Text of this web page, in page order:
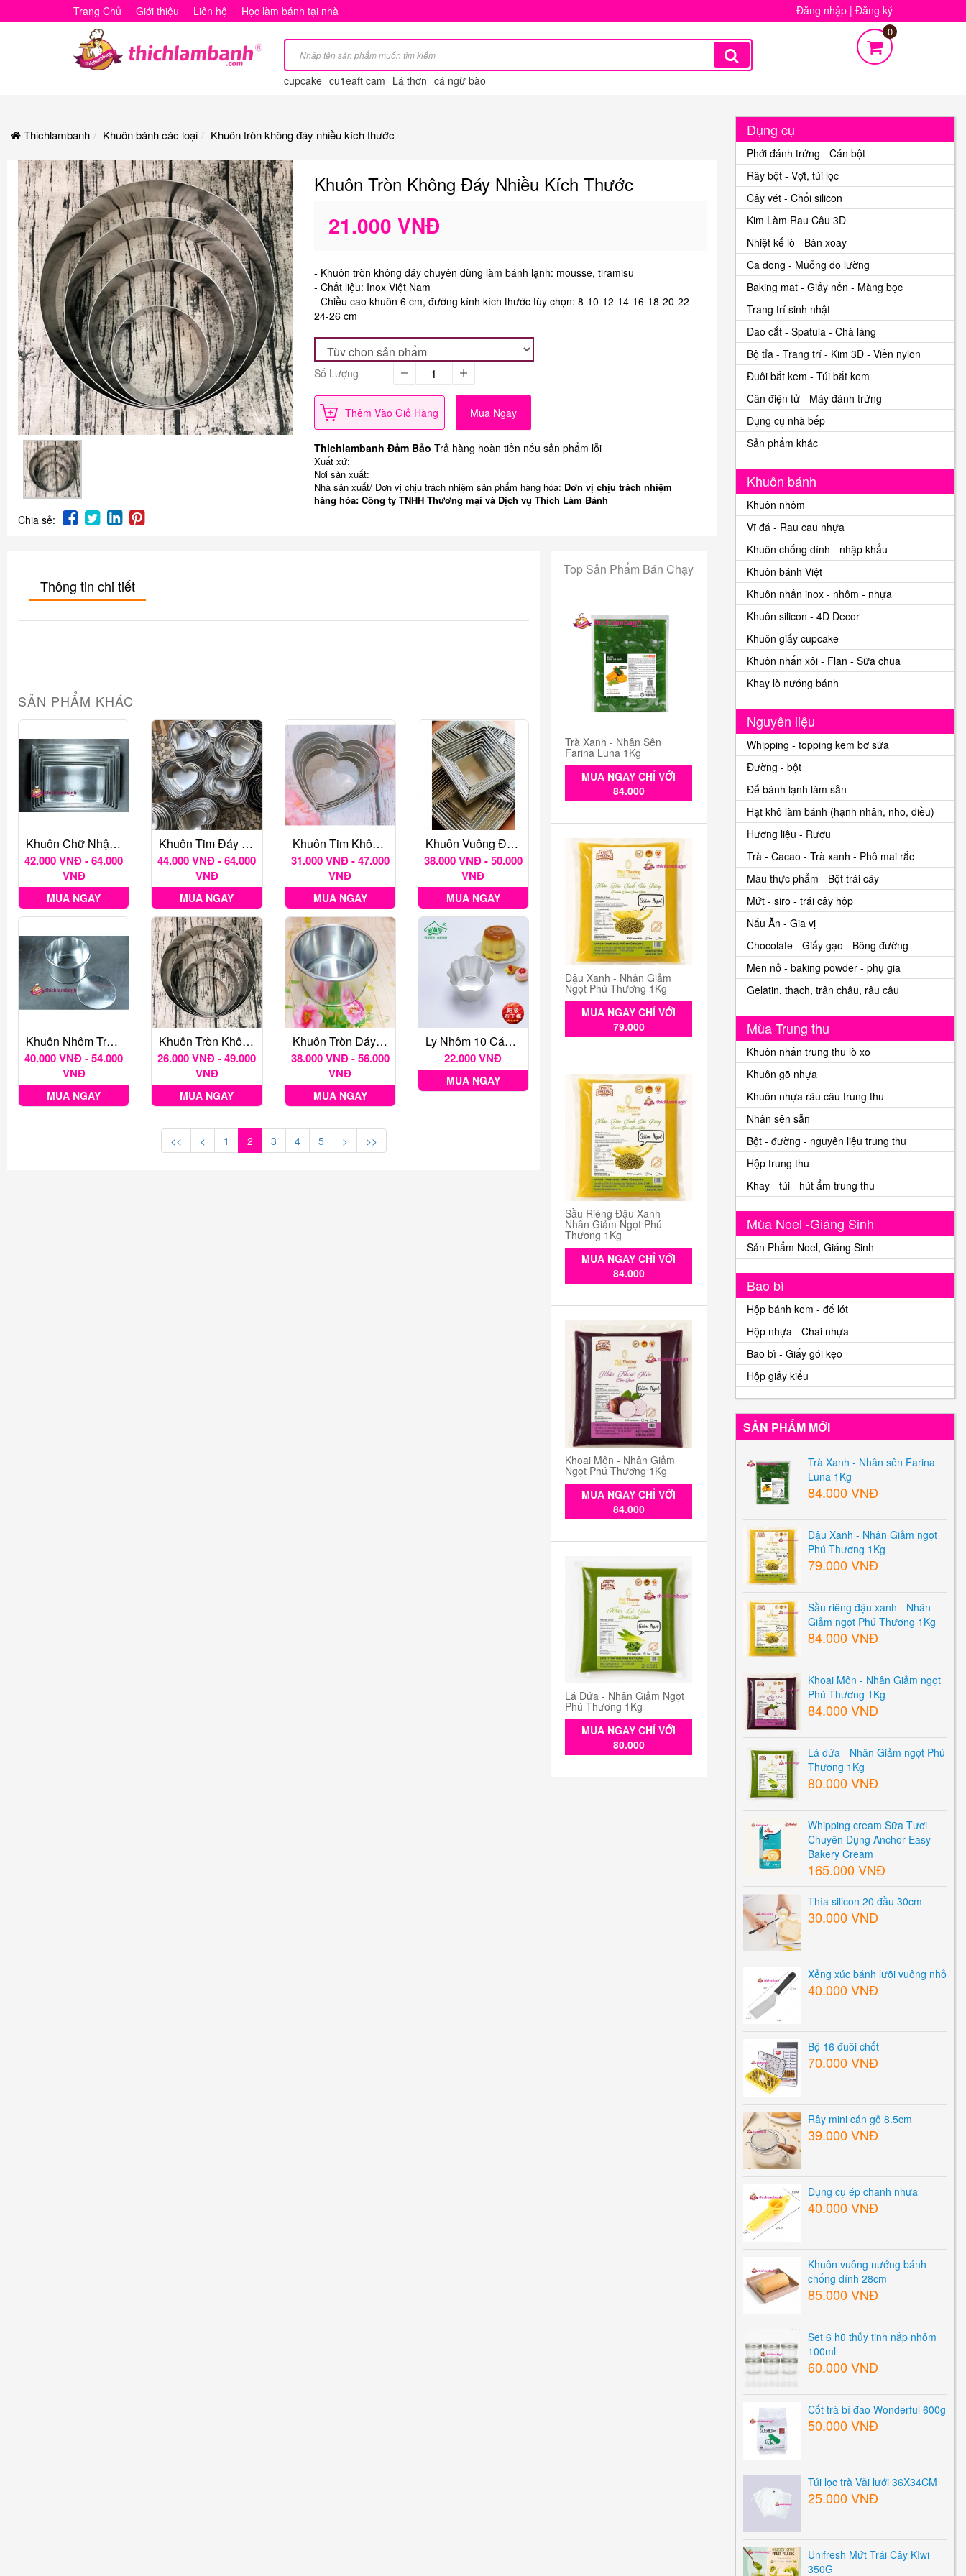
Khuôn
nhiều
kích
thước
Trang Chủ Giới thiệu Liên hệ Học làm bánh tại nhà Đăng nhập | Đăng ký
cupcake cu1eaft cam Lá thơn cá ngừ bào
0
Thichlambanh Khuôn bánh các loại Khuôn tròn không đáy nhiều kích thước
Chia sẻ:
Khuôn Tròn Không Đáy Nhiều Kích Thước
21.000 VNĐ
- Khuôn tròn không đáy chuyên dùng làm bánh lạnh: mousse, tiramisu
- Chất liệu: Inox Việt Nam
- Chiều cao khuôn 6 cm, đường kính kích thước tùy chọn: 8-10-12-14-16-18-20-22-
24-26 cm
Số Lượng
Thêm Vào Giỏ Hàng Mua Ngay
Thichlambanh Đảm Bảo Trả hàng hoàn tiền nếu sản phẩm lỗi
Xuất xứ:
Nơi sản xuất:
Nhà sản xuất/ Đơn vị chịu trách nhiệm sản phẩm hàng hóa: Đơn vị chịu trách nhiệm
hàng hóa: Công ty TNHH Thương mại và Dịch vụ Thích Làm Bánh
Thông tin chi tiết
SẢN PHẨM KHÁC
Khuôn Chữ Nhật 3cm
42.000 VNĐ - 64.000
VNĐ
MUA NGAY
Khuôn Tim Đáy Rời Nhiều Kích Thước
44.000 VNĐ - 64.000
VNĐ
MUA NGAY
Khuôn Tim Không Đáy Nhiều Kích Thước
31.000 VNĐ - 47.000
VNĐ
MUA NGAY
Khuôn Vuông Đáy Liền Nhiều Kích Thước
38.000 VNĐ - 50.000
VNĐ
MUA NGAY
Khuôn Nhôm Tròn Đáy Rời Nhiều Kích Thước
40.000 VNĐ - 54.000
VNĐ
MUA NGAY
Khuôn Tròn Không Đáy Nhiều Kích Thước
26.000 VNĐ - 49.000
VNĐ
MUA NGAY
Khuôn Tròn Đáy Liền Nhiều Kích Thước
38.000 VNĐ - 56.000
VNĐ
MUA NGAY
Ly Nhôm 10 Cánh Hoa MC24
22.000 VNĐ
MUA NGAY
<< < 1 2 3 4 5 > >>
Top Sản Phẩm Bán Chạy
Trà Xanh - Nhân Sên
Farina Luna 1Kg
MUA NGAY CHỈ VỚI
84.000
Đậu Xanh - Nhân Giảm
Ngọt Phú Thương 1Kg
MUA NGAY CHỈ VỚI
79.000
Sầu Riêng Đậu Xanh -
Nhân Giảm Ngọt Phú
Thương 1Kg
MUA NGAY CHỈ VỚI
84.000
Khoai Môn - Nhân Giảm
Ngọt Phú Thương 1Kg
MUA NGAY CHỈ VỚI
84.000
Lá Dứa - Nhân Giảm Ngọt
Phú Thương 1Kg
MUA NGAY CHỈ VỚI
80.000
Dụng cụ
Phới đánh trứng - Cán bột
Rây bột - Vợt, túi lọc
Cây vét - Chổi silicon
Kim Làm Rau Câu 3D
Nhiệt kế lò - Bàn xoay
Ca đong - Muỗng đo lường
Baking mat - Giấy nến - Màng bọc
Trang trí sinh nhật
Dao cắt - Spatula - Chà láng
Bộ tỉa - Trang trí - Kim 3D - Viền nylon
Đuôi bắt kem - Túi bắt kem
Cân điện tử - Máy đánh trứng
Dụng cụ nhà bếp
Sản phẩm khác
Khuôn bánh
Khuôn nhôm
Vĩ đá - Rau cau nhựa
Khuôn chống dính - nhập khẩu
Khuôn bánh Việt
Khuôn nhấn inox - nhôm - nhựa
Khuôn silicon - 4D Decor
Khuôn giấy cupcake
Khuôn nhấn xôi - Flan - Sữa chua
Khay lò nướng bánh
Nguyên liệu
Whipping - topping kem bơ sữa
Đường - bột
Đế bánh lạnh làm sẵn
Hạt khô làm bánh (hạnh nhân, nho, điều)
Hương liệu - Rượu
Trà - Cacao - Trà xanh - Phô mai rắc
Màu thực phẩm - Bột trái cây
Mứt - siro - trái cây hộp
Nấu Ăn - Gia vị
Chocolate - Giấy gạo - Bông đường
Men nở - baking powder - phụ gia
Gelatin, thạch, trân châu, râu câu
Mùa Trung thu
Khuôn nhấn trung thu lò xo
Khuôn gõ nhựa
Khuôn nhựa râu câu trung thu
Nhân sên sẵn
Bột - đường - nguyên liệu trung thu
Hộp trung thu
Khay - túi - hút ẩm trung thu
Mùa Noel -Giáng Sinh
Sản Phẩm Noel, Giáng Sinh
Bao bì
Hộp bánh kem - đế lót
Hộp nhựa - Chai nhựa
Bao bì - Giấy gói kẹo
Hộp giấy kiểu
SẢN PHẨM MỚI
Trà Xanh - Nhân sên Farina
Luna 1Kg
84.000 VNĐ
Đậu Xanh - Nhân Giảm ngọt
Phú Thương 1Kg
79.000 VNĐ
Sầu riêng đậu xanh - Nhân
Giảm ngọt Phú Thương 1Kg
84.000 VNĐ
Khoai Môn - Nhân Giảm ngọt
Phú Thương 1Kg
84.000 VNĐ
Lá dứa - Nhân Giảm ngọt Phú
Thương 1Kg
80.000 VNĐ
Whipping cream Sữa Tươi
Chuyên Dụng Anchor Easy
Bakery Cream
165.000 VNĐ
Thìa silicon 20 đầu 30cm
30.000 VNĐ
Xẻng xúc bánh lưỡi vuông nhỏ
40.000 VNĐ
Bộ 16 đuôi chốt
70.000 VNĐ
Rây mini cán gỗ 8.5cm
39.000 VNĐ
Dụng cụ ép chanh nhựa
40.000 VNĐ
Khuôn vuông nướng bánh
chống dính 28cm
85.000 VNĐ
Set 6 hũ thủy tinh nắp nhôm
100ml
60.000 VNĐ
Cốt trà bí đao Wonderful 600g
50.000 VNĐ
Túi lọc trà Vải lưới 36X34CM
25.000 VNĐ
Unifresh Mứt Trái Cây KIwi
350G